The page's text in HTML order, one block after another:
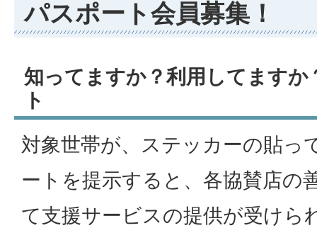
パスポート会員募集！
知ってますか？利用してますか
ト
対象世帯が、ステッカーの貼っ
ートを提示すると、各協賛店の
て支援サービスの提供が受けら